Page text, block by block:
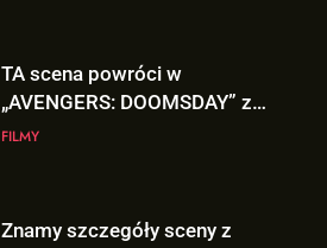
Kit Connor dołączy do obsady
„X-MEN” jako nowy Scott
NEWSY
Tom Holland napisał list do
Znamy szczegóły sceny z
modlitwą Thora do Odyna! –
„AVENGERS: DOOMSDAY”
Kit Connor dołączy do obsady